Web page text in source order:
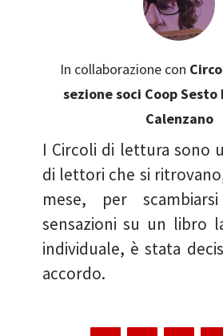
In collaborazione con
sezione soci Coop
Calenzano
I Circoli di lettura sono
di lettori che si
mese, per
sensazioni su un libro
individuale, è stata
accordo.